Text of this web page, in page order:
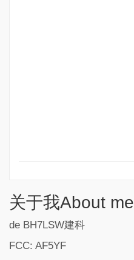
关于我About me
de BH7LSW建科
FCC: AF5YF